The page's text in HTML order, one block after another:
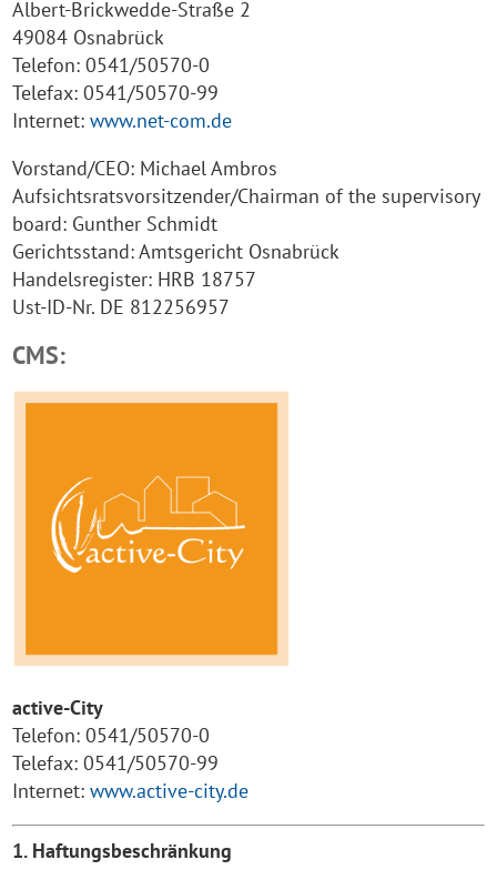
Albert-Brickwedde-Straße 2
49084 Osnabrück
Telefon: 0541/50570-0
Telefax: 0541/50570-99
Internet:www.net-com.de
Vorstand/CEO: Michael Ambros
Aufsichtsratsvorsitzender/Chairman of the supervisory
board: Gunther Schmidt
Gerichtsstand: Amtsgericht Osnabrück
Handelsregister: HRB 18757
Ust-ID-Nr. DE 812256957
CMS:
active-City
Telefon: 0541/50570-0
Telefax: 0541/50570-99
Internet:www.active-city.de
1. Haftungsbeschränkung